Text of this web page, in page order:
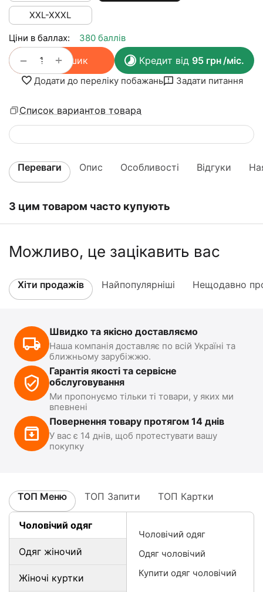
XXL-XXXL
Ціни в баллах: 380 баллів
+
− У кошик Кредит від 95 грн/міс.
Додати до переліку побажань Задати питання
Список вариантов товара
Переваги Опис Особливості Відгуки
З цим товаром часто купують
Можливо, це зацікавить вас
Хіти продажів Найпопулярніші Нещодавно
Швидко та якісно доставляємо
Наша компанія доставляє по всій Україні та
ближньому зарубіжжю.
Гарантія якості та сервісне
обслуговування
Ми пропонуємо тільки ті товари, у яких ми
впевнені
Повернення товару протягом 14 днів
У вас є 14 днів, щоб протестувати вашу
покупку
ТОП Меню ТОП Запити ТОП Картки
Чоловічий одяг
Одяг жіночий
Жіночі куртки
Чоловічий одяг
Одяг чоловічий
Купити одяг чоловічий